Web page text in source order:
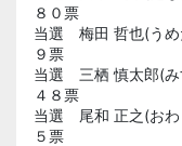
８０票
当選 梅田 哲也(
９票
当選 三栖 慎太郎(
４８票
当選 尾和 正之(
５票